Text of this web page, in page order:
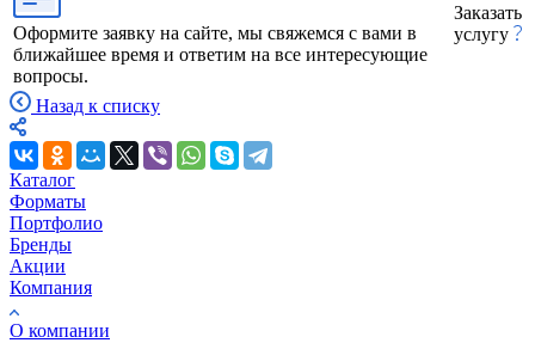
Оформите заявку на сайте, мы свяжемся с вами в
ближайшее время и ответим на все интересующие
вопросы.
Заказать
услугу
Назад к списку
Каталог
Форматы
Портфолио
Бренды
Акции
Компания
О компании